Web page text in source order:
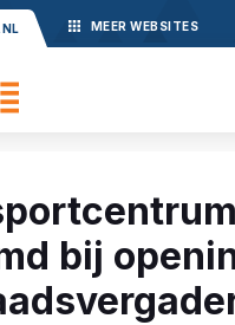
MEER WEBSITES
bij